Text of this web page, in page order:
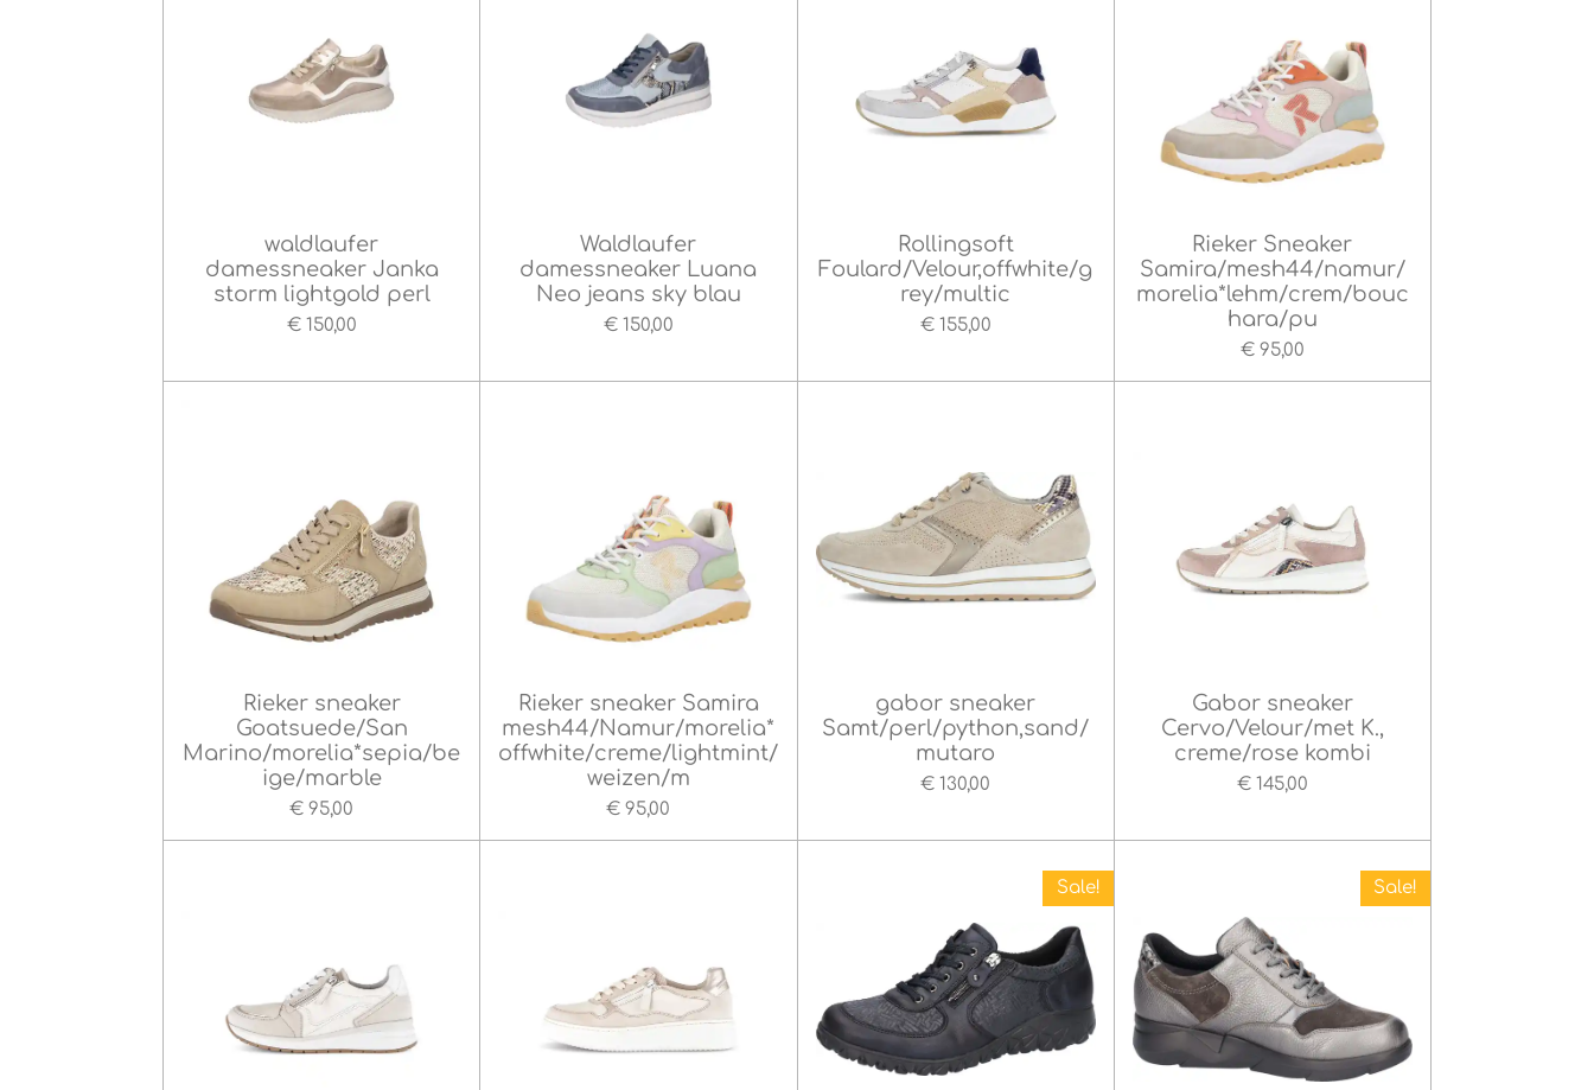
waldlaufer
damessneaker Janka
storm lightgold perl
€ 150,00
Waldlaufer
damessneaker Luana
Neo jeans sky blau
€ 150,00
Rollingsoft
Foulard/Velour,offwhite/g
rey/multic
€ 155,00
Rieker Sneaker
Samira/mesh44/namur/
morelia*lehm/crem/bouc
hara/pu
€ 95,00
Rieker sneaker
Goatsuede/San
Marino/morelia*sepia/be
ige/marble
€ 95,00
Rieker sneaker Samira
mesh44/Namur/morelia*
offwhite/creme/lightmint/
weizen/m
€ 95,00
gabor sneaker
Samt/perl/python,sand/
mutaro
€ 130,00
Gabor sneaker
Cervo/Velour/met K.,
creme/rose kombi
€ 145,00
Sale! Sale!